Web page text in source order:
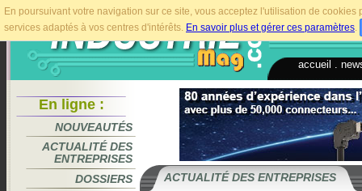
En poursuivant votre navigation sur ce site, vous acceptez l'utilisation de
services adaptés à vos centres d'intérêts. En savoir plus et gérer ces paramètres.
accueil
En ligne :
NOUVEAUTÉS
ACTUALITÉ DES
ENTREPRISES
DOSSIERS
ACTUALITÉ DES ENTREPRISES